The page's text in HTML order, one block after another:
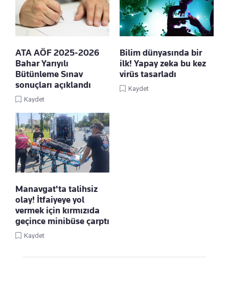
ATA AÖF 2025-2026
Bahar Yarıyılı
Bütünleme Sınav
sonuçları açıklandı
Kaydet
Bilim dünyasında bir
ilk! Yapay zeka bu kez
virüs tasarladı
Kaydet
Manavgat'ta talihsiz
olay! İtfaiyeye yol
vermek için kırmızıda
geçince minibüse çarptı
Kaydet